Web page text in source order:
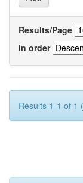
Results/Page
In order
Results 1-1 of 1